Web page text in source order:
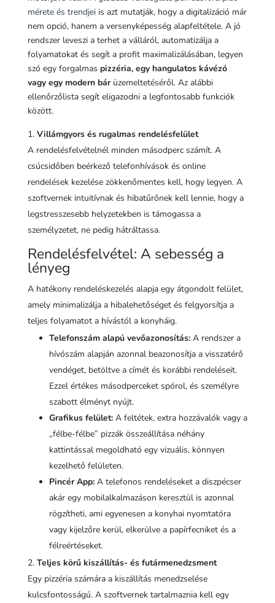
mérete és trendjeiis azt mutatják, hogy a digitalizáció már
nem opció, hanem a versenyképesség alapfeltétele. A jó
rendszer leveszi a terhet a válláról, automatizálja a
folyamatokat és segít a profit maximalizálásában, legyen
szó egy forgalmas pizzéria, egy hangulatos kávézó
vagy egy modern bárüzemeltetéséről. Az alábbi
ellenőrzőlista segít eligazodni a legfontosabb funkciók
között.
Villámgyors és rugalmas rendelésfelület
A rendelésfelvételnél minden másodperc számít. A
csúcsidőben beérkező telefonhívások és online
rendelések kezelése zökkenőmentes kell, hogy legyen. A
szoftvernek intuitívnak és hibatűrőnek kell lennie, hogy a
legstresszesebb helyzetekben is támogassa a
személyzetet, ne pedig hátráltassa.
Rendelésfelvétel: A sebesség a
lényeg
A hatékony rendeléskezelés alapja egy átgondolt felület,
amely minimalizálja a hibalehetőséget és felgyorsítja a
teljes folyamatot a hívástól a konyháig.
Telefonszám alapú vevőazonosítás:A rendszer a
hívószám alapján azonnal beazonosítja a visszatérő
vendéget, betöltve a címét és korábbi rendeléseit.
Ezzel értékes másodperceket spórol, és személyre
szabott élményt nyújt.
Grafikus felület:A feltétek, extra hozzávalók vagy a
„félbe-félbe” pizzák összeállítása néhány
kattintással megoldható egy vizuális, könnyen
kezelhető felületen.
Pincér App:A telefonos rendeléseket a diszpécser
akár egy mobilalkalmazáson keresztül is azonnal
rögzítheti, ami egyenesen a konyhai nyomtatóra
vagy kijelzőre kerül, elkerülve a papírfecniket és a
félreértéseket.
Teljes körű kiszállítás- és futármenedzsment
Egy pizzéria számára a kiszállítás menedzselése
kulcsfontosságú. A szoftvernek tartalmaznia kell egy